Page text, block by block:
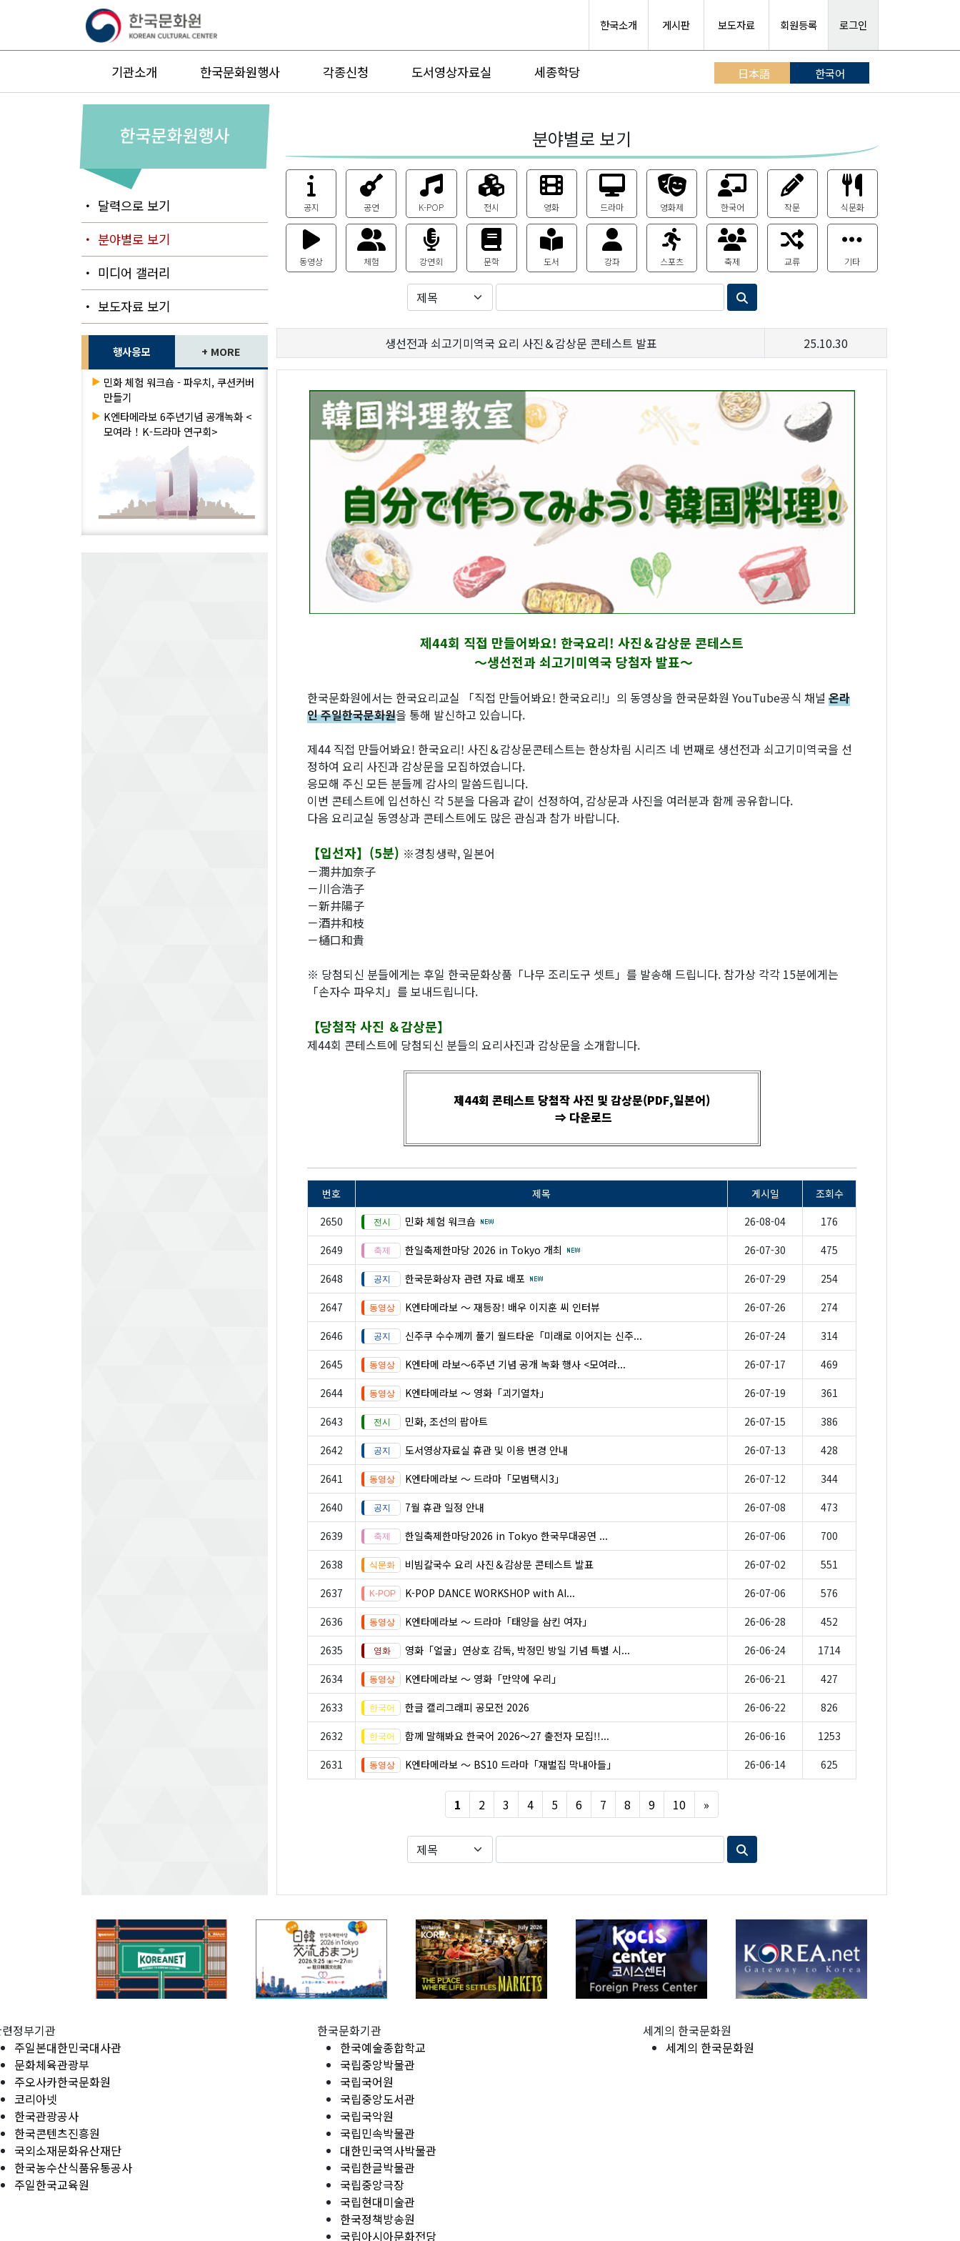
한국소개 게시판 보도자료 회원등록 로그인
기관소개 한국문화원행사 각종신청 도서영상자료실 세종학당 日本語 한국어
한국문화원행사
・ 달력으로 보기
・ 분야별로 보기
・ 미디어 갤러리
・ 보도자료 보기
행사응모 + MORE
▶ 민화 체험 워크숍 - 파우치, 쿠션커버
만들기
▶ K엔타메라보 6주년기념 공개녹화 <
모여라！K-드라마 연구회>
분야별로 보기
공지 공연 K-POP 전시 영화 드라마 영화제 한국어 작문 식문화
동영상 체험 강연회 문학 도서 강좌 스포츠 축제 교류 기타
생선전과 쇠고기미역국 요리 사진＆감상문 콘테스트 발표 25.10.30
제44회 직접 만들어봐요! 한국요리! 사진＆감상문 콘테스트
～생선전과 쇠고기미역국 당첨자 발표～
한국문화원에서는 한국요리교실 「직접 만들어봐요! 한국요리!」의 동영상을 한국문화원 YouTube공식 채널 온라
인 주일한국문화원을 통해 발신하고 있습니다.
제44 직접 만들어봐요! 한국요리! 사진＆감상문콘테스트는 한상차림 시리즈 네 번째로 생선전과 쇠고기미역국을 선
정하여 요리 사진과 감상문을 모집하였습니다.
응모해 주신 모든 분들께 감사의 말씀드립니다.
이번 콘테스트에 입선하신 각 5분을 다음과 같이 선정하여, 감상문과 사진을 여러분과 함께 공유합니다.
다음 요리교실 동영상과 콘테스트에도 많은 관심과 참가 바랍니다.
【입선자】(5분) ※경칭생략, 일본어
－潤井加奈子
－川合浩子
－新井陽子
－酒井和枝
－樋口和貴
※ 당첨되신 분들에게는 후일 한국문화상품「나무 조리도구 셋트」를 발송해 드립니다. 참가상 각각 15분에게는
「손자수 파우치」를 보내드립니다.
【당첨작 사진 ＆감상문】
제44회 콘테스트에 당첨되신 분들의 요리사진과 감상문을 소개합니다.
제44회 콘테스트 당첨작 사진 및 감상문(PDF,일본어)
⇒ 다운로드
번호 제목 게시일
조회수
2650
민화 체험 워크숍 26-08-04
176
2649
한일축제한마당 2026 in Tokyo 개최 26-07-30
475
2648
한국문화상자 관련 자료 배포 26-07-29
254
2647
K엔타메라보 ～ 재등장! 배우 이지훈 씨 인터뷰 26-07-26
274
2646
신주쿠 수수께끼 풀기 월드타운「미래로 이어지는 신주... 26-07-24
314
2645
K엔타메 라보～6주년 기념 공개 녹화 행사 <모여라... 26-07-17
469
2644
K엔타메라보 ～ 영화「괴기열차」 26-07-19
361
2643
민화, 조선의 팝아트 26-07-15
386
2642
도서영상자료실 휴관 및 이용 변경 안내 26-07-13
428
2641
K엔타메라보 ～ 드라마「모범택시3」 26-07-12
344
2640
7월 휴관 일정 안내 26-07-08
473
2639
한일축제한마당2026 in Tokyo 한국무대공연 ... 26-07-06
700
2638
비빔칼국수 요리 사진＆감상문 콘테스트 발표 26-07-02
551
2637
K-POP DANCE WORKSHOP with AI... 26-07-06
576
2636
K엔타메라보 ～ 드라마「태양을 삼킨 여자」 26-06-28
452
2635
영화「얼굴」연상호 감독, 박정민 방일 기념 특별 시... 26-06-24
1714
2634
K엔타메라보 ～ 영화「만약에 우리」 26-06-21
427
2633
한글 캘리그래피 공모전 2026 26-06-22
826
2632
함께 말해봐요 한국어 2026～27 출전자 모집!!... 26-06-16
1253
2631
K엔타메라보 ～ BS10 드라마「재벌집 막내아들」 26-06-14 625
1 2 3 4 5 6 7 8 9 10 »
정부기관
주일본대한민국대사관
문화체육관광부
주오사카한국문화원
코리아넷
한국관광공사
한국콘텐츠진흥원
국외소재문화유산재단
한국농수산식품유통공사
주일한국교육원
한국문화기관
한국예술종합학교
국립중앙박물관
국립국어원
국립중앙도서관
국립국악원
국립민속박물관
대한민국역사박물관
국립한글박물관
국립중앙극장
국립현대미술관
한국정책방송원
국립아시아문화전당
세계의 한국문화원
세계의 한국문화원